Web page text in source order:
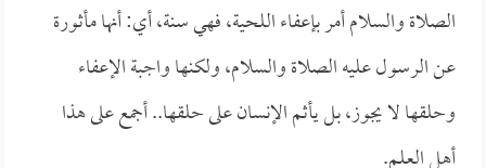
الصلاة والسلام أمر بإعفاء اللحية، فهي سنة، أي: أنها مأثورة
عن الرسول عليه الصلاة والسلام، ولكنها واجبة الإعفاء
وحلقها لا يجوز، بل يأثم الإنسان على حلقها.. أجمع على هذا